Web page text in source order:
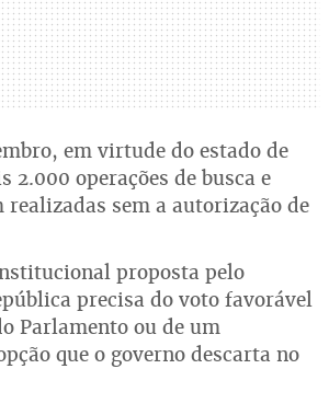
em virtude do estado de
2.000 operações de busca e
realizadas sem a autorização de
proposta pelo
precisa do voto favorável
Parlamento ou de um
que o governo descarta no